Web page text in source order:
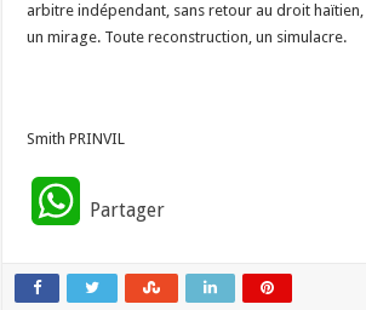
arbitre indépendant, sans retour au droit
un mirage. Toute reconstruction, un simulacre.
Smith PRINVIL
W
a
Partager